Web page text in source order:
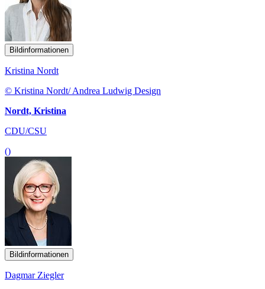
Bildinformationen
Kristina Nordt
© Kristina Nordt/ Andrea Ludwig Design
Nordt, Kristina
CDU/CSU
()
Bildinformationen
Dagmar Ziegler